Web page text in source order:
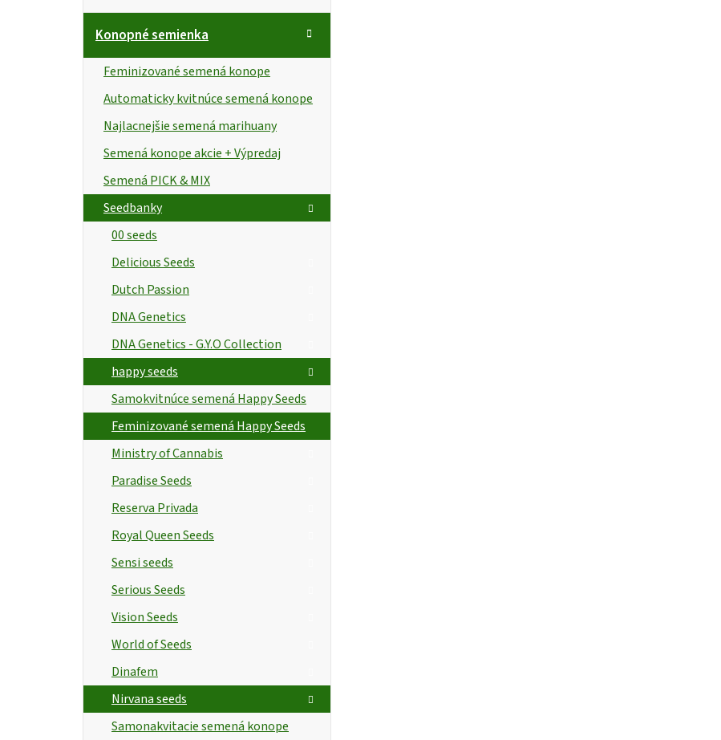
Konopné semienka
Feminizované semená konope
Automaticky kvitnúce semená konope
Najlacnejšie semená marihuany
Semená konope akcie + Výpredaj
Semená PICK & MIX
Seedbanky
00 seeds
Delicious Seeds
Dutch Passion
DNA Genetics
DNA Genetics - G.Y.O Collection
happy seeds
Samokvitnúce semená Happy Seeds
Feminizované semená Happy Seeds
Ministry of Cannabis
Paradise Seeds
Reserva Privada
Royal Queen Seeds
Sensi seeds
Serious Seeds
Vision Seeds
World of Seeds
Dinafem
Nirvana seeds
Samonakvitacie semená konope